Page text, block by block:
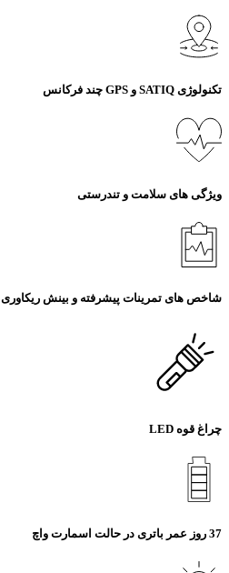
تکنولوژی SATIQ و GPS چند فرکانس
ویژگی های سلامت و تندرستی
شاخص های تمرینات پیشرفته و بینش ریکاوری
چراغ قوه LED
37 روز عمر باتری در حالت اسمارت واچ